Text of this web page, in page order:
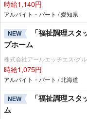
時給1,140円
アルバイト・パート / 愛知県
NEW
「福祉調理ス
プホーム
株式会社アールエッチエス/グ
時給1,075円
アルバイト・パート / 北海道
NEW
「福祉調理ス
ム